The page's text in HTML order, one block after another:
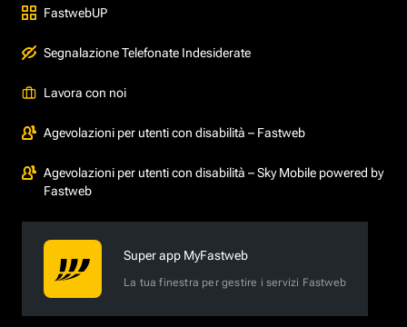
FastwebUP
Segnalazione Telefonate Indesiderate
Lavora con noi
Agevolazioni per utenti con disabilità – Fastweb
Agevolazioni per utenti con disabilità – Sky Mobile powered by
Fastweb
Super app MyFastweb
La tua finestra per gestire i servizi Fastweb